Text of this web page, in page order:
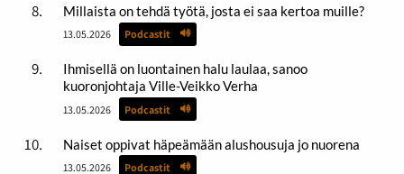
Millaista on tehdä työtä, josta ei saa kertoa muille?
13.05.2026 Podcastit
Ihmisellä on luontainen halu laulaa, sanoo
kuoronjohtaja Ville-Veikko Verha
13.05.2026 Podcastit
Naiset oppivat häpeämään alushousuja jo nuorena
13.05.2026 Podcastit